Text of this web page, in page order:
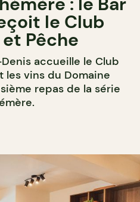
le Club
Pêche
accueille le Club
les vins du Domaine
repas de la série